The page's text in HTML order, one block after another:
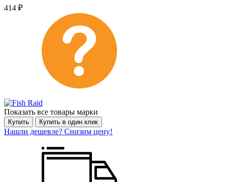
414 ₽
Показать все товары марки
Купить Купить в один клик
Нашли дешевле? Снизим цену!